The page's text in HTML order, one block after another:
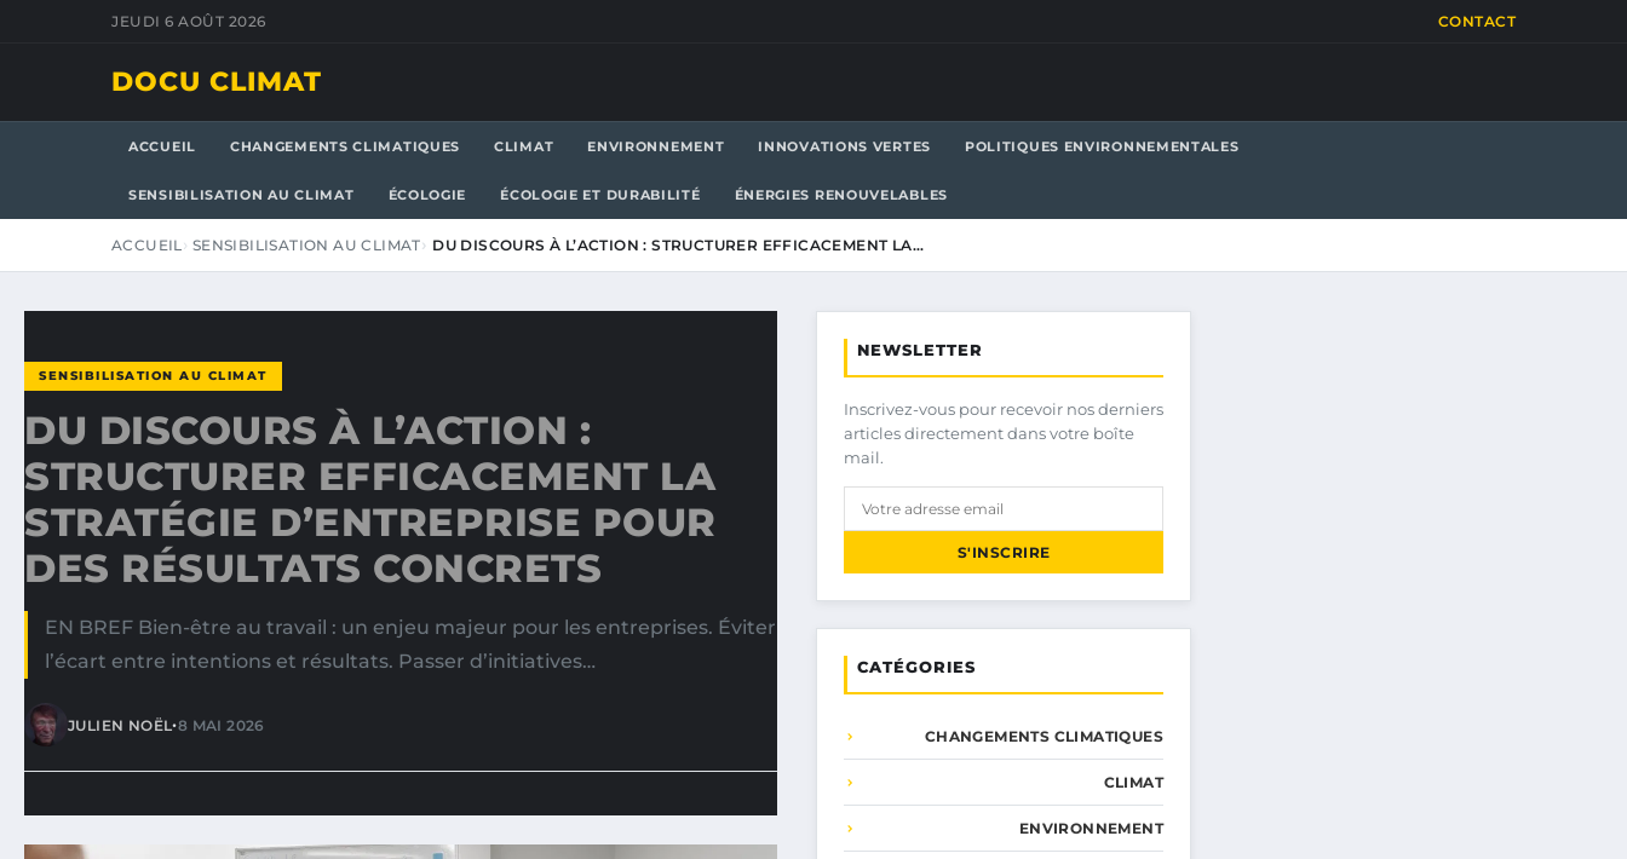
JEUDI 6 AOÛT 2026 CONTACT
DOCU CLIMAT
ACCUEIL CHANGEMENTS CLIMATIQUES CLIMAT ENVIRONNEMENT INNOVATIONS VERTES POLITIQUES ENVIRONNEMENTALES
SENSIBILISATION AU CLIMAT ÉCOLOGIE ÉCOLOGIE ET DURABILITÉ ÉNERGIES RENOUVELABLES
ACCUEIL SENSIBILISATION AU CLIMAT DU DISCOURS À L’ACTION : STRUCTURER EFFICACEMENT LA…
SENSIBILISATION AU CLIMAT
DU DISCOURS À L’ACTION :
STRUCTURER EFFICACEMENT LA
STRATÉGIE D’ENTREPRISE POUR
DES RÉSULTATS CONCRETS
EN BREF Bien-être au travail : un enjeu majeur pour les entreprises. Éviter
l’écart entre intentions et résultats. Passer d’initiatives…
JULIEN NOËL•8 MAI 2026
NEWSLETTER
Inscrivez-vous pour recevoir nos derniers
articles directement dans votre boîte
mail.
S'INSCRIRE
CATÉGORIES
CHANGEMENTS CLIMATIQUES
CLIMAT
ENVIRONNEMENT